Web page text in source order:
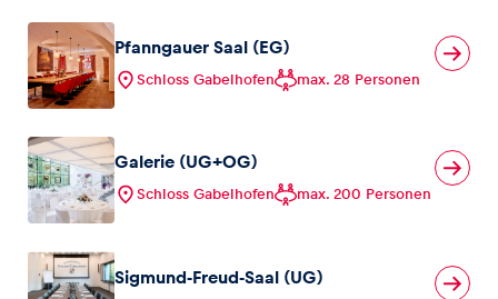
Pfanngauer Saal (EG)
Schloss Gabelhofen max. 28 Personen
Galerie (UG+OG)
Schloss Gabelhofen max. 200 Personen
Sigmund-Freud-Saal (UG)